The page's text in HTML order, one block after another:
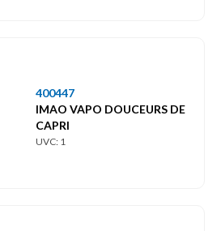
400447
IMAO VAPO DOUCEURS DE
CAPRI
UVC: 1